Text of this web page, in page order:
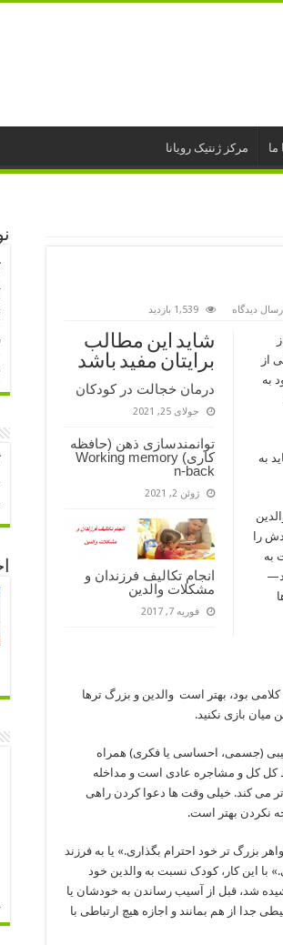
ما مرکز ژنتیک رویانا
دیدگاه 1,539 بازدید
شاید این مطالب
برایتان مفید باشد
درمان خجالت در کودکان
جولای 25, 2021
توانمندسازی ذهن (حافظه
کاری) Working memory
n-back
ژوئن 2, 2021
انجام تکالیف فرزندان و
مشکلات والدین
فوریه 7, 2017
از
به
به
را
به
کلامی بود، بهتر است والدین و بزرگ ترها
بازی نکنید.
آسیبی (جسمی، احساسی یا فکری) همراه
کل کل و مشاجره عادی است و مداخله
می کند. خیلی وقت ها دعوا کردن راهی
نکردن بهتر است.
بزرگ تر خود احترام بگذاری.» یا به فرزند
با این کار، کودک نسبت به والدین خود
شد، قبل از آسیب رساندن به خودشان یا
جدا از هم بمانند و اجازه هیچ ارتباطی با